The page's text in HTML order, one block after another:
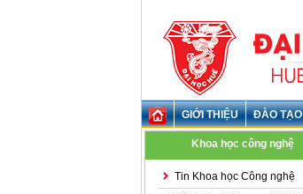
GIỚI THIỆU ĐÀO TẠO
Khoa học công nghệ
Tin Khoa học Công nghệ